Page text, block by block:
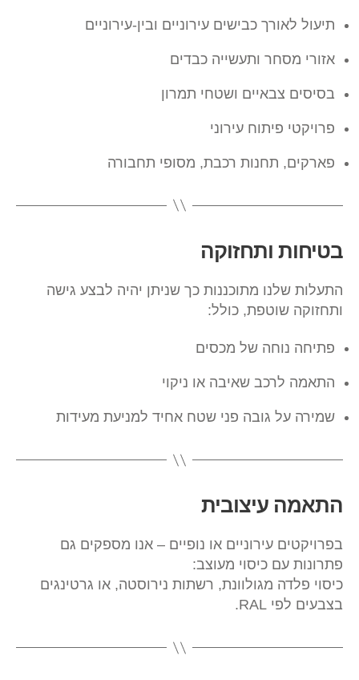
תיעול לאורך כבישים עירוניים ובין-עירוניים
אזורי מסחר ותעשייה כבדים
בסיסים צבאיים ושטחי תמרון
פרויקטי פיתוח עירוני
פארקים, תחנות רכבת, מסופי תחבורה
בטיחות ותחזוקה
התעלות שלנו מתוכננות כך שניתן יהיה לבצע גישה
ותחזוקה שוטפת, כולל:
פתיחה נוחה של מכסים
התאמה לרכב שאיבה או ניקוי
שמירה על גובה פני שטח אחיד למניעת מעידות
התאמה עיצובית
בפרויקטים עירוניים או נופיים – אנו מספקים גם
פתרונות עם כיסוי מעוצב:
כיסוי פלדה מגולוונת, רשתות נירוסטה, או גרטינגים
בצבעים לפי RAL.